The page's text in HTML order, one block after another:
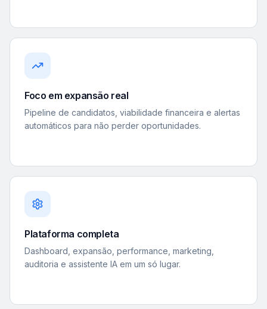
Foco em expansão real
Pipeline de candidatos, viabilidade financeira e alertas
automáticos para não perder oportunidades.
Plataforma completa
Dashboard, expansão, performance, marketing,
auditoria e assistente IA em um só lugar.